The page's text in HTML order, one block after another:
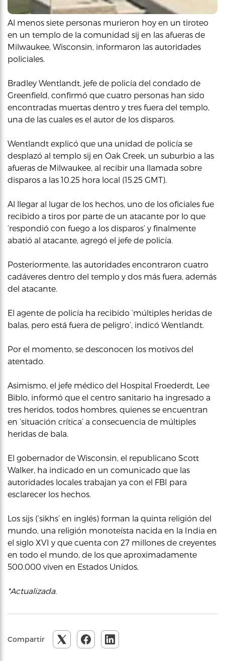
Al menos siete personas murieron hoy en un tiroteo
en un templo de la comunidad sij en las afueras de
Milwaukee, Wisconsin, informaron las autoridades
policiales.
Bradley Wentlandt, jefe de policía del condado de
Greenfield, confirmó que cuatro personas han sido
encontradas muertas dentro y tres fuera del templo,
una de las cuales es el autor de los disparos.
Wentlandt explicó que una unidad de policía se
desplazó al templo sij en Oak Creek, un suburbio a las
afueras de Milwaukee, al recibir una llamada sobre
disparos a las 10.25 hora local (15.25 GMT).
Al llegar al lugar de los hechos, uno de los oficiales fue
recibido a tiros por parte de un atacante por lo que
‘respondió con fuego a los disparos’ y finalmente
abatió al atacante, agregó el jefe de policía.
Posteriormente, las autoridades encontraron cuatro
cadáveres dentro del templo y dos más fuera, además
del atacante.
El agente de policía ha recibido ‘múltiples heridas de
balas, pero está fuera de peligro’, indicó Wentlandt.
Por el momento, se desconocen los motivos del
atentado.
Asimismo, el jefe médico del Hospital Froederdt, Lee
Biblo, informó que el centro sanitario ha ingresado a
tres heridos, todos hombres, quienes se encuentran
en ‘situación crítica’ a consecuencia de múltiples
heridas de bala.
El gobernador de Wisconsin, el republicano Scott
Walker, ha indicado en un comunicado que las
autoridades locales trabajan ya con el FBI para
esclarecer los hechos.
Los sijs (‘sikhs’ en inglés) forman la quinta religión del
mundo, una religión monoteísta nacida en la India en
el siglo XVI y que cuenta con 27 millones de creyentes
en todo el mundo, de los que aproximadamente
500.000 viven en Estados Unidos.
*Actualizada.
Compartir